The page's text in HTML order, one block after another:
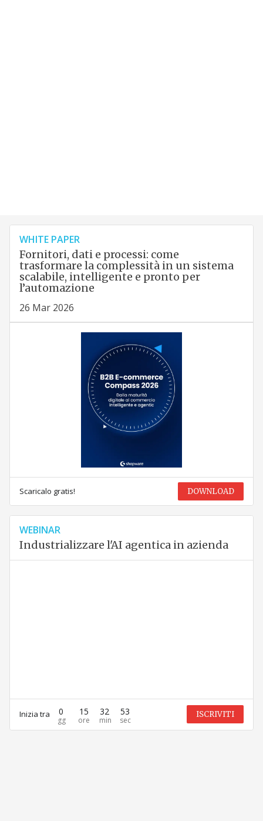
WHITE PAPER
Fornitori, dati e processi: come
trasformare la complessità in un sistema
scalabile, intelligente e pronto per
l’automazione
26 Mar 2026
Scaricalo gratis! DOWNLOAD
WEBINAR
Industrializzare l'AI agentica in azienda
Inizia tra 0 15 32 53 ISCRIVITI